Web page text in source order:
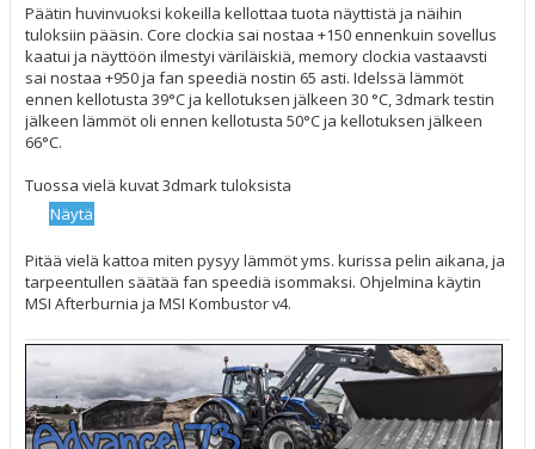
s
t
i
Päätin huvinvuoksi kokeilla kellottaa tuota näyttistä ja näihin
tuloksiin pääsin. Core clockia sai nostaa +150 ennenkuin sovellus
kaatui ja näyttöön ilmestyi väriläiskiä, memory clockia vastaavsti
sai nostaa +950 ja fan speediä nostin 65 asti. Idelssä lämmöt
ennen kellotusta 39°C ja kellotuksen jälkeen 30 °C, 3dmark testin
jälkeen lämmöt oli ennen kellotusta 50°C ja kellotuksen jälkeen
66°C.
Tuossa vielä kuvat 3dmark tuloksista
Pitää vielä kattoa miten pysyy lämmöt yms. kurissa pelin aikana, ja
tarpeentullen säätää fan speediä isommaksi. Ohjelmina käytin
MSI Afterburnia ja MSI Kombustor v4.